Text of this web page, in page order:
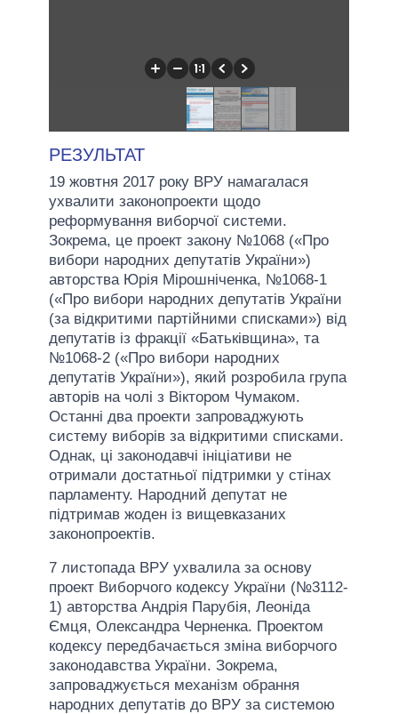
РЕЗУЛЬТАТ
19 жовтня 2017 року ВРУ намагалася
ухвалити законопроекти щодо
реформування виборчої системи.
Зокрема, це проект закону №1068 («Про
вибори народних депутатів України»)
авторства Юрія Мірошніченка, №1068-1
(«Про вибори народних депутатів України
(за відкритими партійними списками») від
депутатів із фракції «Батьківщина», та
№1068-2 («Про вибори народних
депутатів України»), який розробила група
авторів на чолі з Віктором Чумаком.
Останні два проекти запроваджують
систему виборів за відкритими списками.
Однак, ці законодавчі ініціативи не
отримали достатньої підтримки у стінах
парламенту. Народний депутат не
підтримав жоден із вищевказаних
законопроектів.
7 листопада ВРУ ухвалила за основу
проект Виборчого кодексу України (№3112-
1) авторства Андрія Парубія, Леоніда
Ємця, Олександра Черненка. Проектом
кодексу передбачається зміна виборчого
законодавства України. Зокрема,
запроваджується механізм обрання
народних депутатів до ВРУ за системою